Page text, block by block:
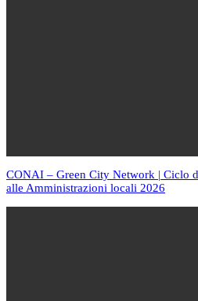
CONAI – Green City Network | Ciclo
alle Amministrazioni locali 2026